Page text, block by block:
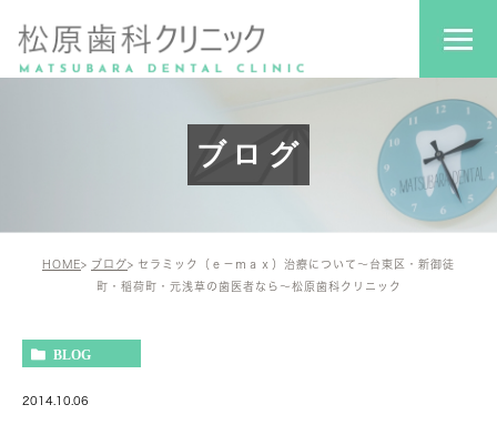
ブログ
HOME ブログ
セラミック（ｅ－ｍａｘ）治療について～台東区・新御徒
町・稲荷町・元浅草の歯医者なら～松原歯科クリニック
BLOG
2014.10.06